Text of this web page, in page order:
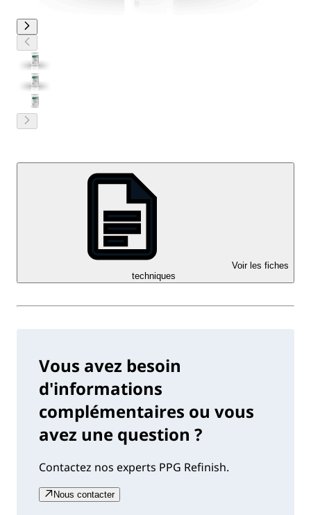
Voir les fiches
techniques
Vous avez besoin
d'informations
complémentaires ou vous
avez une question ?
Contactez nos experts PPG Refinish.
Nous contacter